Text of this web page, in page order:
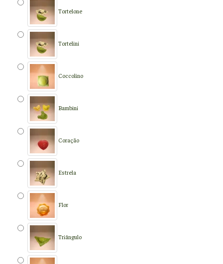
Tortelone
Tortelini
Coccolino
Bambini
Coração
Estrela
Flor
Triângulo